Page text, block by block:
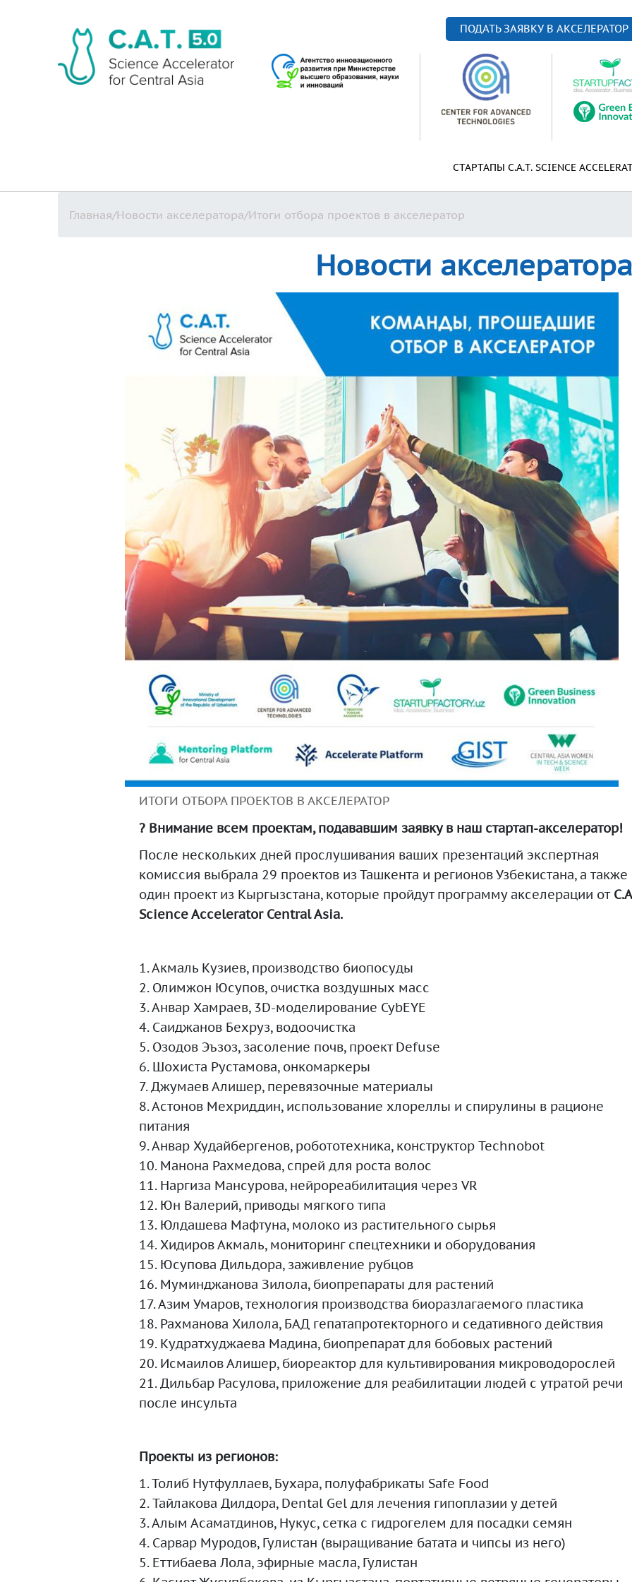
ПОДАТЬ ЗАЯВКУ В АКСЕЛЕРАТОР
СТАРТАПЫ C.A.T. SCIENCE
Главная/Новости акселератора/Итоги отбора проектов в акселератор
Новости акселератора
ИТОГИ ОТБОРА ПРОЕКТОВ В АКСЕЛЕРАТОР
? Внимание всем проектам, подававшим заявку в наш стартап-акселератор!
После нескольких дней прослушивания ваших презентаций экспертная
комиссия выбрала 29 проектов из Ташкента и регионов Узбекистана, а также
один проект из Кыргызстана, которые пройдут программу акселерации от
Science Accelerator Central Asia.
1. Акмаль Кузиев, производство биопосуды
2. Олимжон Юсупов, очистка воздушных масс
3. Анвар Хамраев, 3D-моделирование CybEYE
4. Саиджанов Бехруз, водоочистка
5. Озодов Эъзоз, засоление почв, проект Defuse
6. Шохиста Рустамова, онкомаркеры
7. Джумаев Алишер, перевязочные материалы
8. Астонов Мехриддин, использование хлореллы и спирулины в рационе
питания
9. Анвар Худайбергенов, робототехника, конструктор Technobot
10. Манона Рахмедова, спрей для роста волос
11. Наргиза Мансурова, нейрореабилитация через VR
12. Юн Валерий, приводы мягкого типа
13. Юлдашева Мафтуна, молоко из растительного сырья
14. Хидиров Акмаль, мониторинг спецтехники и оборудования
15. Юсупова Дильдора, заживление рубцов
16. Муминджанова Зилола, биопрепараты для растений
17. Азим Умаров, технология производства биоразлагаемого пластика
18. Рахманова Хилола, БАД гепатапротекторного и седативного действия
19. Кудратхуджаева Мадина, биопрепарат для бобовых растений
20. Исмаилов Алишер, биореактор для культивирования микроводорослей
21. Дильбар Расулова, приложение для реабилитации людей с утратой речи
после инсульта
Проекты из регионов:
1. Толиб Нутфуллаев, Бухара, полуфабрикаты Safe Food
2. Тайлакова Дилдора, Dental Gel для лечения гипоплазии у детей
3. Алым Асаматдинов, Нукус, сетка с гидрогелем для посадки семян
4. Сарвар Муродов, Гулистан (выращивание батата и чипсы из него)
5. Еттибаева Лола, эфирные масла, Гулистан